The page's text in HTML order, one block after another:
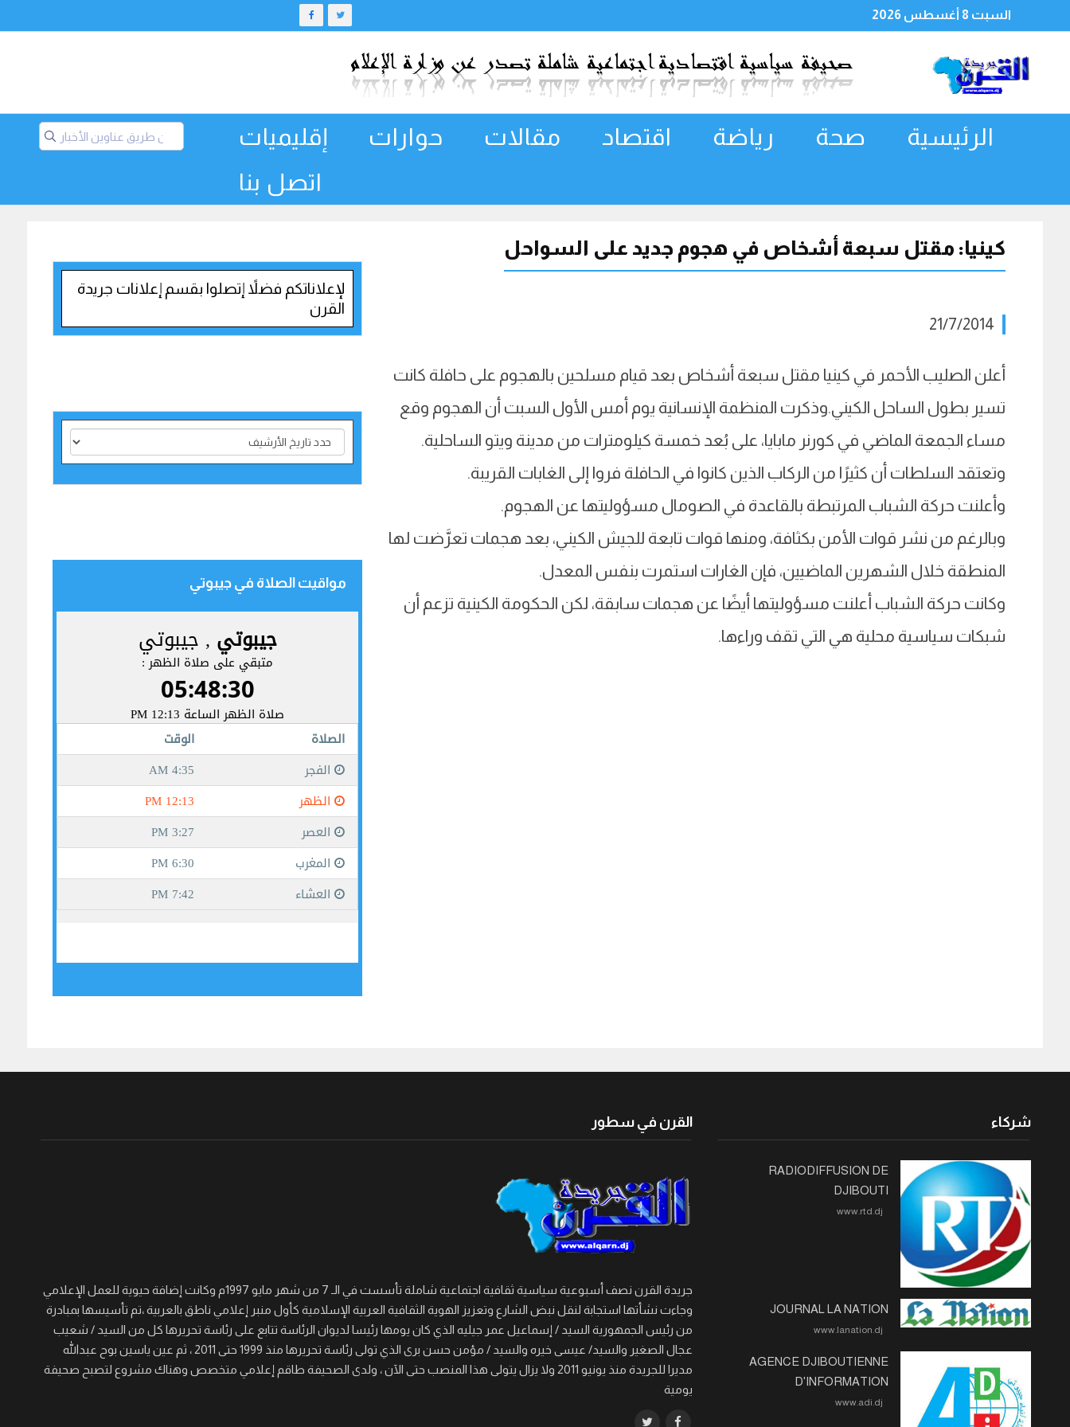
السبت 8 أغسطس 2026
الرئيسية صحة رياضة اقتصاد مقالات حوارات
إقليميات
اتصل بنا
كينيا: مقتل سبعة أشخاص في هجوم جديد على السواحل
21/7/2014
أعلن الصليب الأحمر في كينيا مقتل سبعة أشخاص بعد قيام مسلحين بالهجوم على حافلة كانت
تسير بطول الساحل الكيني.وذكرت المنظمة الإنسانية يوم أمس الأول السبت أن الهجوم وقع
مساء الجمعة الماضي في كورنر مابايا، على بُعد خمسة كيلومترات من مدينة ويتو الساحلية.
وتعتقد السلطات أن كثيرًا من الركاب الذين كانوا في الحافلة فروا إلى الغابات القريبة.
وأعلنت حركة الشباب المرتبطة بالقاعدة في الصومال مسؤوليتها عن الهجوم.
وبالرغم من نشر قوات الأمن بكثافة، ومنها قوات تابعة للجيش الكيني، بعد هجمات تعرَّضت لها
المنطقة خلال الشهرين الماضيين، فإن الغارات استمرت بنفس المعدل.
وكانت حركة الشباب أعلنت مسؤوليتها أيضًا عن هجمات سابقة، لكن الحكومة الكينية تزعم أن
شبكات سياسية محلية هي التي تقف وراءها.
لإعلاناتكم فضلاً إتصلوا بقسم إعلانات جريدة
القرن
مواقيت الصلاة في جيبوتي‎
القرن في سطور
جريدة القرن نصف أسبوعية سياسية ثقافية اجتماعية شاملة تأسست في الـ 7 من شهر مايو 1997م وكانت إضافة حيوية للعمل الإعلامي
وجاءت نشأتها استجابة لنقل نبض الشارع وتعزيز الهوية الثقافية العربية الإسلامية كأول منبر إعلامي ناطق بالعربية ،تم تأسيسها بمبادرة
من رئيس الجمهورية السيد / إسماعيل عمر جيليه الذي كان يومها رئيسا لديوان الرئاسة تتابع على رئاسة تحريرها كل من السيد / شعيب
عجال الصغير والسيد/ عيسى خيره والسيد / مؤمن حسن برى الذي تولى رئاسة تحريرها منذ 1999 حتى 2011 ، ثم عين ياسين بوح عبدالله
مديرا للجريدة منذ يونيو 2011 ولا يزال يتولى هذا المنصب حتى الآن ، ولدى الصحيفة طاقم إعلامي متخصص وهناك مشروع لتصبح صحيفة
يومية
شركاء
RADIODIFFUSION DE
DJIBOUTI
JOURNAL LA NATION
AGENCE DJIBOUTIENNE
D'INFORMATION